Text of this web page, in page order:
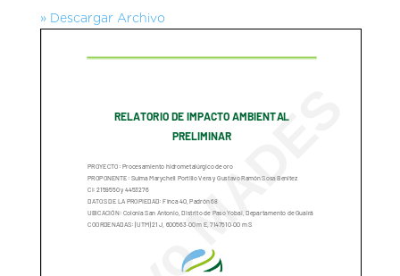
» Descargar Archivo